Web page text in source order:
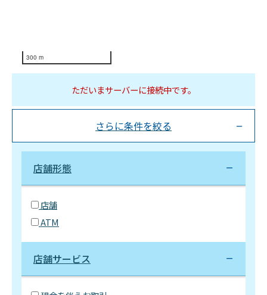
300 m
ただいまサーバーに接続中です。
さらに条件を絞る
店舗形態
店舗
ATM
店舗サービス